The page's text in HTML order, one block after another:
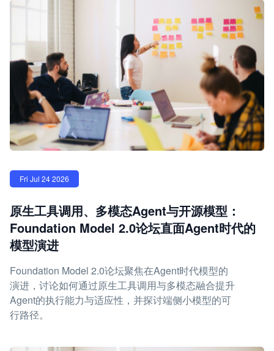
Fri Jul 24 2026
原生工具调用、多模态Agent与开源模型：
Foundation Model 2.0论坛直面Agent时代的
模型演进
Foundation Model 2.0论坛聚焦在Agent时代模型的
演进，讨论如何通过原生工具调用与多模态融合提升
Agent的执行能力与适应性，并探讨端侧小模型的可
行路径。